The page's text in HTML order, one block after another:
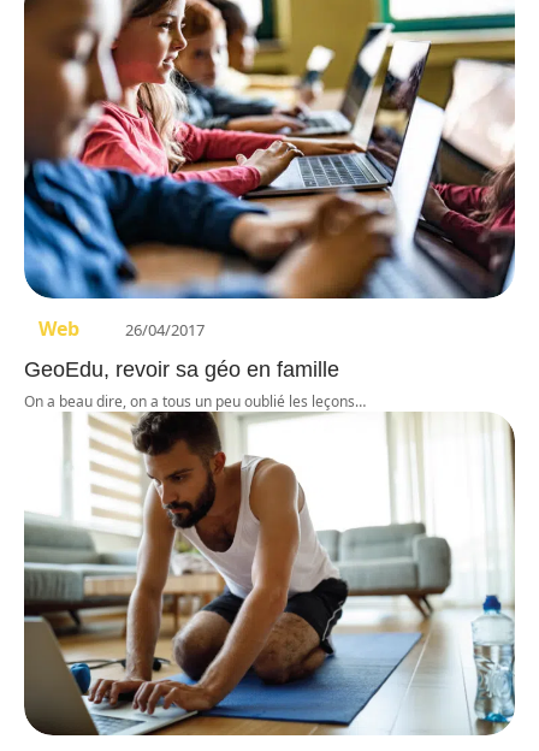
Web 26/04/2017
GeoEdu, revoir sa géo en famille
On a beau dire, on a tous un peu oublié les leçons…